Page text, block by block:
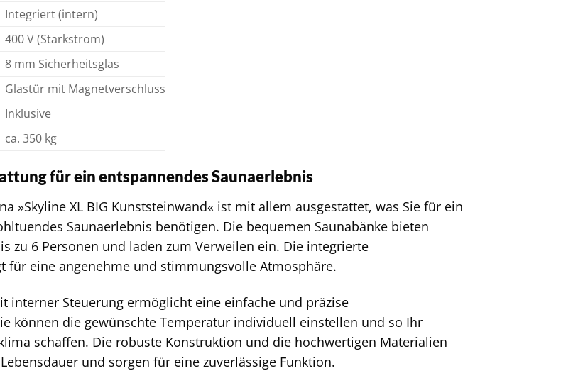
Integriert (intern)
400 V (Starkstrom)
8 mm Sicherheitsglas
Glastür mit Magnetverschluss
Inklusive
ca. 350 kg
für ein entspannendes Saunaerlebnis
»Skyline XL BIG Kunststeinwand« ist mit allem ausgestattet, was Sie für ein
Saunaerlebnis benötigen. Die bequemen Saunabänke bieten
zu 6 Personen und laden zum Verweilen ein. Die integrierte
für eine angenehme und stimmungsvolle Atmosphäre.
interner Steuerung ermöglicht eine einfache und präzise
können die gewünschte Temperatur individuell einstellen und so Ihr
schaffen. Die robuste Konstruktion und die hochwertigen Materialien
und sorgen für eine zuverlässige Funktion.